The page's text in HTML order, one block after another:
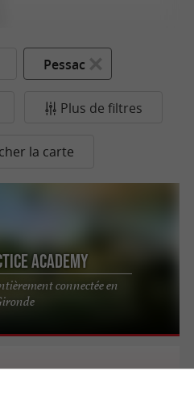
Pessac
Plus de filtres
la carte
Academy
connectée en